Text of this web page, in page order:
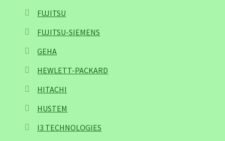
FUJITSU
FUJITSU-SIEMENS
GEHA
HEWLETT-PACKARD
HITACHI
HUSTEM
I3 TECHNOLOGIES